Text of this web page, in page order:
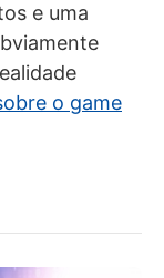
e uma
o game